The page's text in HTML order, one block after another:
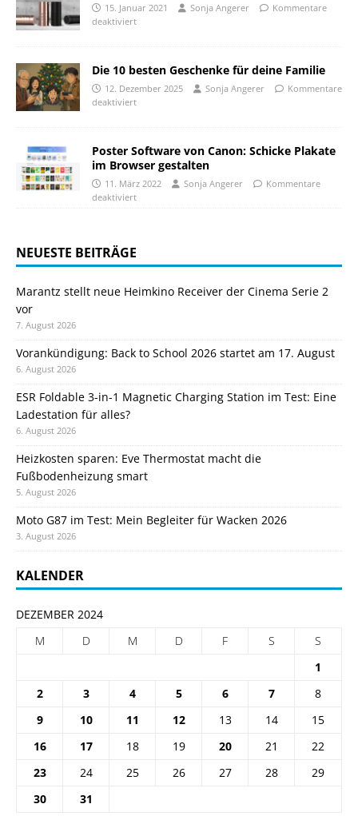
15. Januar 2021 Sonja Angerer
Kommentare
deaktiviert
Die 10 besten Geschenke für deine Familie
12. Dezember 2025 Sonja Angerer
Kommentare
deaktiviert
Poster Software von Canon: Schicke Plakate
im Browser gestalten
11. März 2022 Sonja Angerer
Kommentare
deaktiviert
NEUESTE BEITRÄGE
Marantz stellt neue Heimkino Receiver der Cinema Serie 2
vor
7. August 2026
Vorankündigung: Back to School 2026 startet am 17. August
6. August 2026
ESR Foldable 3-in-1 Magnetic Charging Station im Test: Eine
Ladestation für alles?
6. August 2026
Heizkosten sparen: Eve Thermostat macht die
Fußbodenheizung smart
5. August 2026
Moto G87 im Test: Mein Begleiter für Wacken 2026
3. August 2026
KALENDER
DEZEMBER 2024
M
D M D F S
S
1
2
3 4 5 6 7
8
9
10 11 12 13 14
15
16
17 18 19 20 21
22
23
24 25 26 27 28
29
30
31